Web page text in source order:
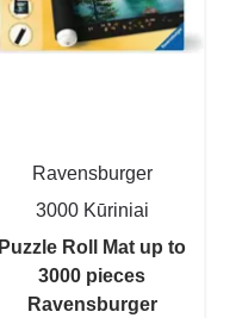
Ravensburger
3000 Kūriniai
Puzzle Roll Mat up to
3000 pieces
Ravensburger